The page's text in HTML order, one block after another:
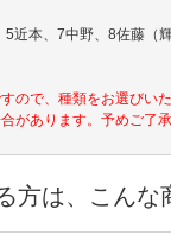
近本、7中野、8佐藤（
ので、種類をお選びいた
があります。予めご了承
方は、こんな